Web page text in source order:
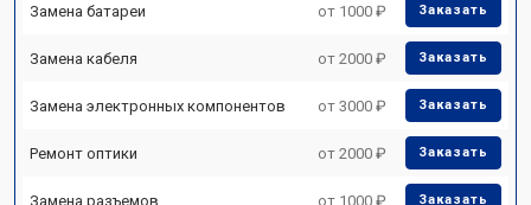
Замена батареи от 1000 ₽ Заказать
Замена кабеля от 2000 ₽ Заказать
Замена электронных компонентов от 3000 ₽ Заказать
Ремонт оптики от 2000 ₽ Заказать
Замена разъемов от 1000 ₽ Заказать